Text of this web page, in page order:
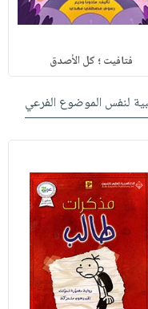
فتافيت ؛ كل الأصدق
لنفس الموضوع الفرعي